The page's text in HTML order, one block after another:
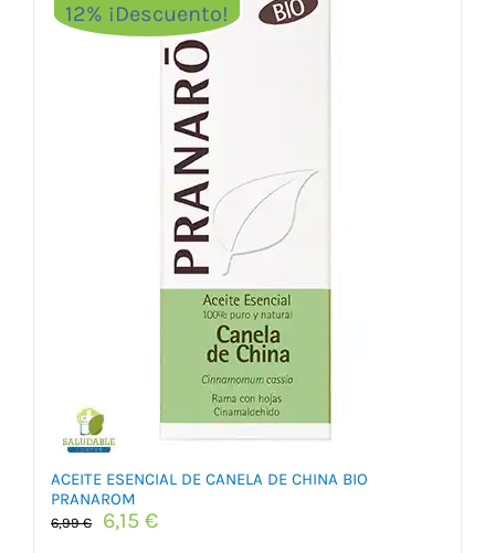
12% ¡Descuento!
ACEITE ESENCIAL DE CANELA DE CHINA BIO
PRANAROM
6,99€
El
6,15 €El